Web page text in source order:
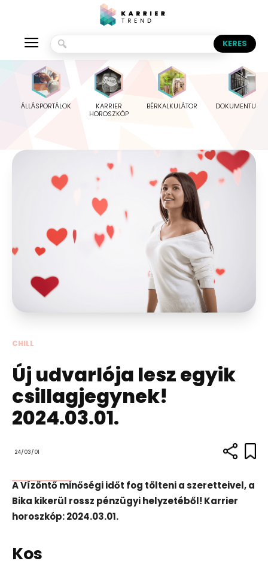
ÁLLÁSPORTÁLOK
KARRIER
HOROSZKÓP
BÉRKALKULÁTOR
CHILL
Új udvarlója lesz egyik
csillagjegynek!
2024.03.01.
24/03/01
A Vízöntő minőségi időt fog tölteni a szeretteivel, a
Bika kikerül rossz pénzügyi helyzetéből! Karrier
horoszkóp: 2024.03.01.
Kos